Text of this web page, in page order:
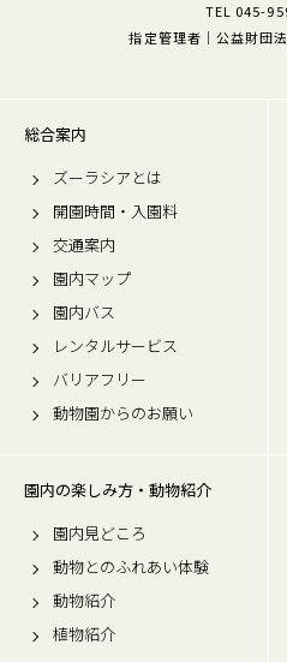
TEL 045-
指定管理者｜公益財団
総合案内
ズーラシアとは
開園時間・入園料
交通案内
園内マップ
園内バス
レンタルサービス
バリアフリー
動物園からのお願い
園内の楽しみ方・動物紹介
園内見どころ
動物とのふれあい体験
動物紹介
植物紹介